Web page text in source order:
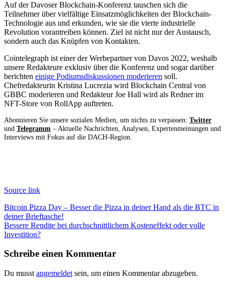
Auf der Davoser Blockchain-Konferenz tauschen sich die
Teilnehmer über vielfältige Einsatzmöglichkeiten der Blockchain-
Technologie aus und erkunden, wie sie die vierte industrielle
Revolution vorantreiben können. Ziel ist nicht nur der Austausch,
sondern auch das Knüpfen von Kontakten.
Cointelegraph ist einer der Werbepartner von Davos 2022, weshalb
unsere Redakteure exklusiv über die Konferenz und sogar darüber
berichten einige Podiumsdiskussionen moderieren soll.
Chefredakteurin Kristina Lucrezia wird Blockchain Central von
GBBC moderieren und Redakteur Joe Hall wird als Redner im
NFT-Store von RollApp auftreten.
Abonnieren Sie unsere sozialen Medien, um nichts zu verpassen: Twitter
und Telegramm – Aktuelle Nachrichten, Analysen, Expertenmeinungen und
Interviews mit Fokus auf die DACH-Region.
Source link
Beitragsnavigation
Bitcoin Pizza Day – Besser die Pizza in deiner Hand als die BTC in
deiner Brieftasche!
Bessere Rendite bei durchschnittlichem Kosteneffekt oder volle
Investition?
Schreibe einen Kommentar
Du musst angemeldet sein, um einen Kommentar abzugeben.